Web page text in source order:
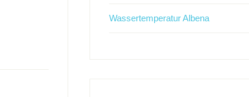
Wassertemperatur Albena